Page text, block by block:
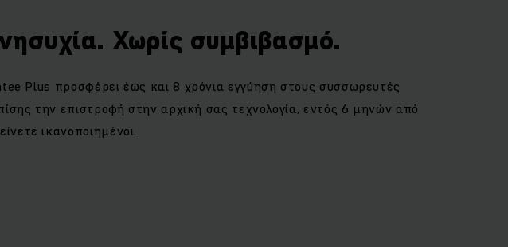
Χωρίς συμβιβασμό.
Plus προσφέρει έως και 8 χρόνια εγγύηση στους συσσωρευτές
την επιστροφή στην αρχική σας τεχνολογία, εντός 6 μηνών από
ικανοποιημένοι.